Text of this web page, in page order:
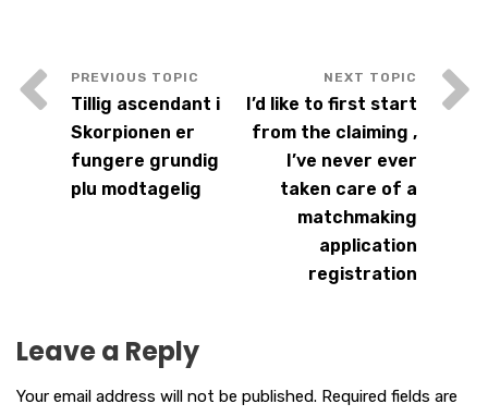
Tillig ascendant i
Skorpionen er
fungere grundig
plu modtagelig
I’d like to first start
from the claiming ,
I’ve never ever
taken care of a
matchmaking
application
registration
Leave a Reply
Your email address will not be published. Required fields are